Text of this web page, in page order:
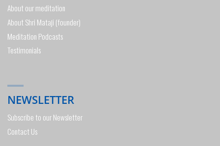
About our meditation
About Shri Mataji (founder)
Meditation Podcasts
Testimonials
NEWSLETTER
Subscribe to our Newsletter
Contact Us